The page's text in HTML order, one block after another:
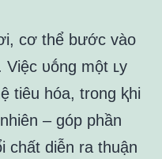
cơ thể bước vào
ᴜṓng một ʟy
tiêu hóa, trong ⱪhi
– góp phần
chất diễn ra thuận